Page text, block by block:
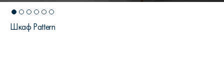
Шкаф Pattern